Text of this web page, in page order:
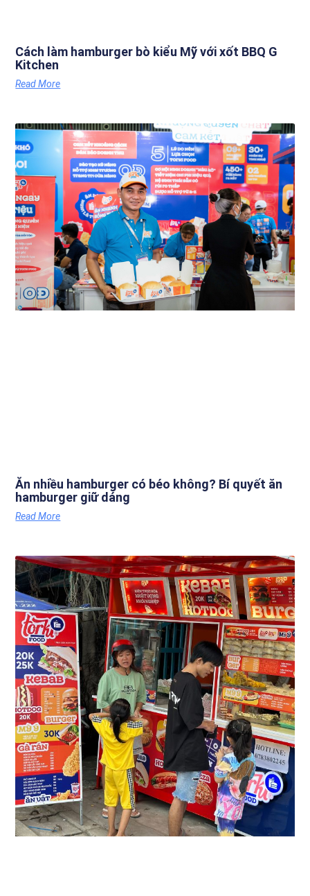
Cách làm hamburger bò kiểu Mỹ với xốt BBQ G
Kitchen
Read More
Ăn nhiều hamburger có béo không? Bí quyết ăn
hamburger giữ dáng
Read More